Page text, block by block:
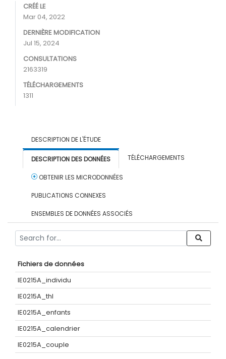
CRÉÉ LE
Mar 04, 2022
DERNIÈRE MODIFICATION
Jul 15, 2024
CONSULTATIONS
2163319
TÉLÉCHARGEMENTS
1311
DESCRIPTION DE L'ÉTUDE
DESCRIPTION DES DONNÉES TÉLÉCHARGEMENTS
OBTENIR LES MICRODONNÉES
PUBLICATIONS CONNEXES
ENSEMBLES DE DONNÉES ASSOCIÉS
Fichiers de données
IE0215A_individu
IE0215A_thl
IE0215A_enfants
IE0215A_calendrier
IE0215A_couple